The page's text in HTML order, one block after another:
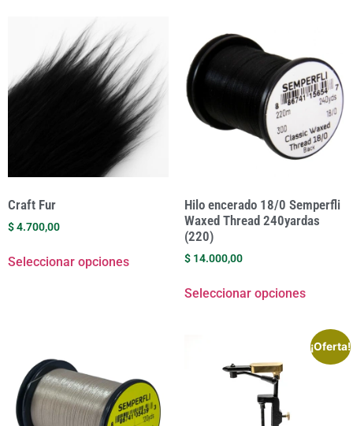
Craft Fur
$4.700,00
Seleccionar opciones
Hilo encerado 18/0 Semperfli
Waxed Thread 240yardas
(220)
$ 14.000,00
Seleccionar opciones
¡Oferta!